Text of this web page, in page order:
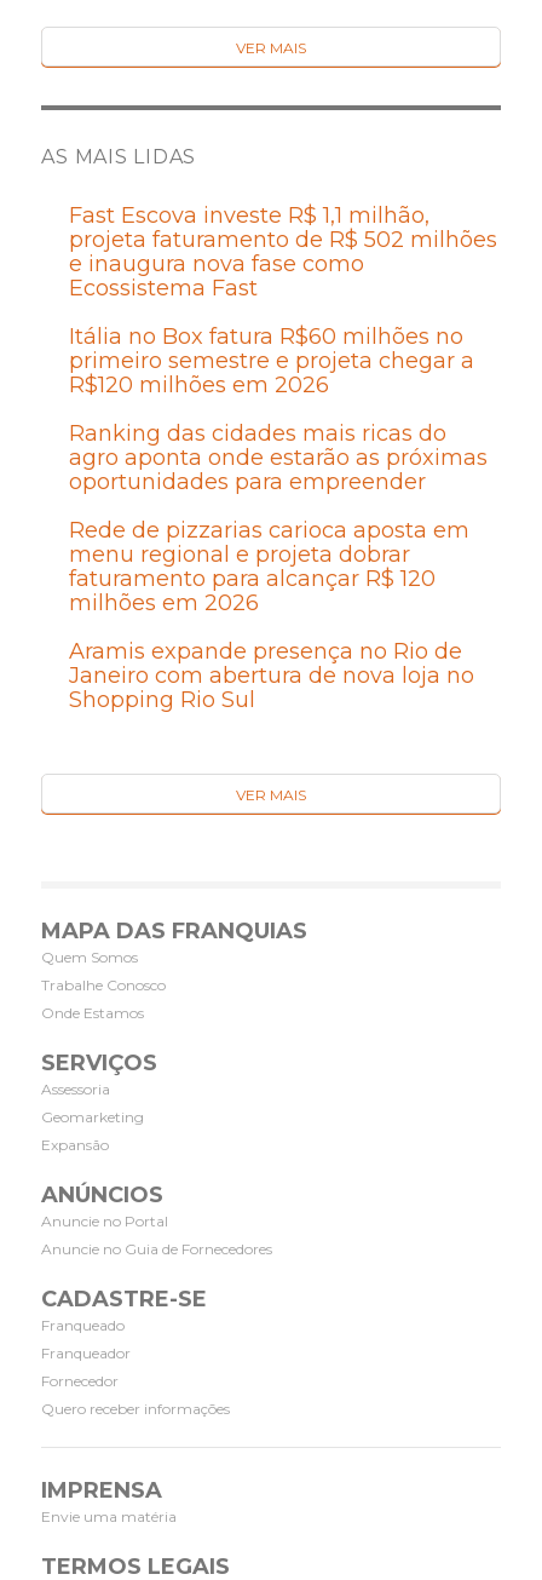
VER MAIS
AS MAIS LIDAS
Fast Escova investe R$ 1,1 milhão,
projeta faturamento de R$ 502 milhões
e inaugura nova fase como
Ecossistema Fast
Itália no Box fatura R$60 milhões no
primeiro semestre e projeta chegar a
R$120 milhões em 2026
Ranking das cidades mais ricas do
agro aponta onde estarão as próximas
oportunidades para empreender
Rede de pizzarias carioca aposta em
menu regional e projeta dobrar
faturamento para alcançar R$ 120
milhões em 2026
Aramis expande presença no Rio de
Janeiro com abertura de nova loja no
Shopping Rio Sul
VER MAIS
MAPA DAS FRANQUIAS
Quem Somos
Trabalhe Conosco
Onde Estamos
SERVIÇOS
Assessoria
Geomarketing
Expansão
ANÚNCIOS
Anuncie no Portal
Anuncie no Guia de Fornecedores
CADASTRE-SE
Franqueado
Franqueador
Fornecedor
Quero receber informações
IMPRENSA
Envie uma matéria
TERMOS LEGAIS